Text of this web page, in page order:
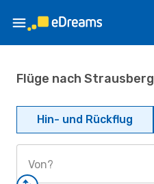
Flüge nach Strausberg
Hin- und Rückflug
Von?